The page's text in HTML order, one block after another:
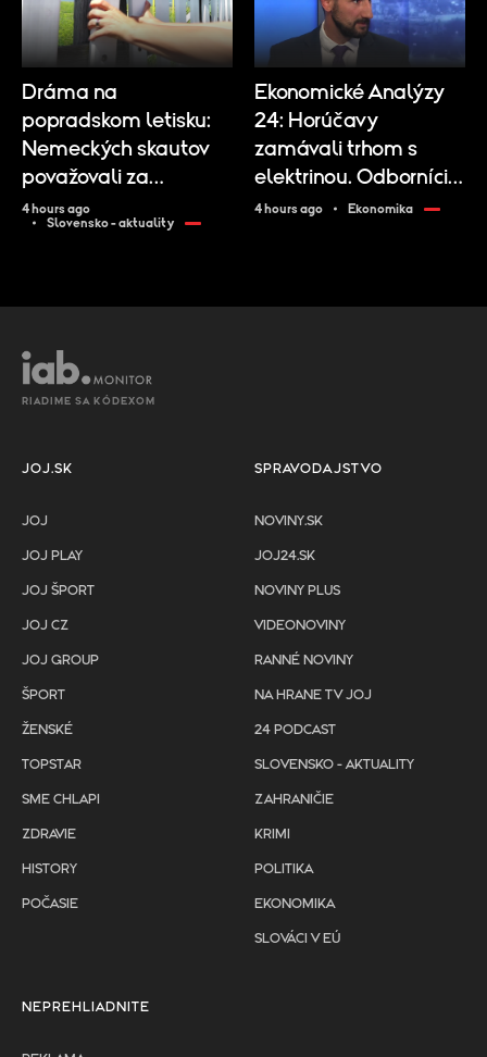
Dráma na
popradskom letisku:
Nemeckých skautov
považovali za
nelegálnych
migrantov
4 hours ago
Slovensko - aktuality
Ekonomické Analýzy
24: Horúčavy
zamávali trhom s
elektrinou. Odborníci
vysvetľujú, prečo nás
4 hours ago Ekonomika
RIADIME SA KÓDEXOM
JOJ.SK
JOJ
JOJ PLAY
JOJ ŠPORT
JOJ CZ
JOJ GROUP
ŠPORT
ŽENSKÉ
TOPSTAR
SME CHLAPI
ZDRAVIE
HISTORY
POČASIE
SPRAVODAJSTVO
NOVINY.SK
JOJ24.SK
NOVINY PLUS
VIDEONOVINY
RANNÉ NOVINY
NA HRANE TV JOJ
24 PODCAST
SLOVENSKO - AKTUALITY
ZAHRANIČIE
KRIMI
POLITIKA
EKONOMIKA
SLOVÁCI V EÚ
NEPREHLIADNITE